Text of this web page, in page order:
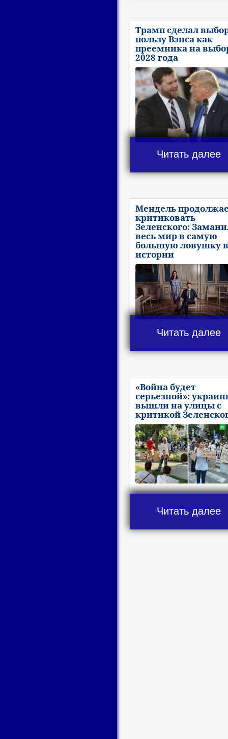
Трамп сделал
пользу Вэнса как
преемника на
2028 года
Читать далее
Мендель
критиковать
Зеленского:
весь мир в самую
большую ловушку в
истории
Читать далее
«Война будет
серьезной»:
вышли на улицы с
критикой
Читать далее